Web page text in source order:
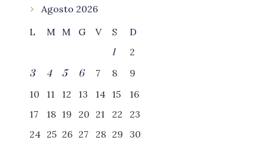
Agosto 2026
L
M M G V S
D
1
2
3
4 5 6 7 8
9
10
11 12 13 14 15
16
17
18 19 20 21 22
23
24 25 26 27 28 29
30